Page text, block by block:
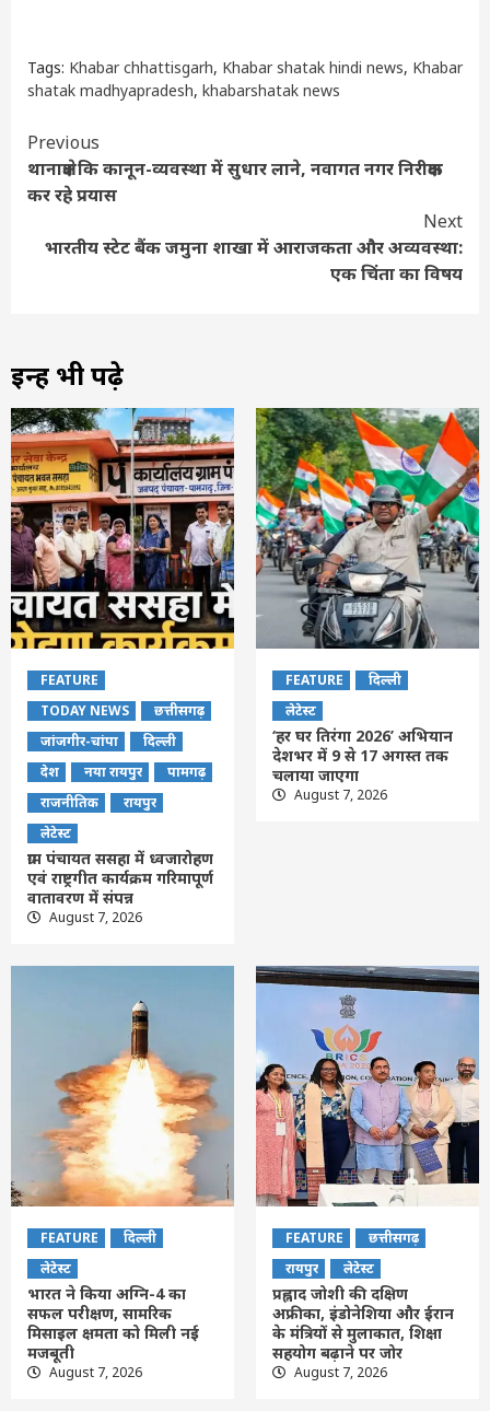
Tags: Khabar chhattisgarh, Khabar shatak hindi news, Khabar
shatak madhyapradesh, khabarshatak news
Continue
Reading
Previous
थानाक्षेत्र कि कानून-व्यवस्था में सुधार लाने, नवागत नगर निरीक्षक
कर रहे प्रयास
Next
भारतीय स्टेट बैंक जमुना शाखा में आराजकता और अव्यवस्था:
एक चिंता का विषय
इन्हें भी पढ़े
FEATURE
TODAY NEWS
छत्तीसगढ़
जांजगीर-चांपा
दिल्ली
देश
नया रायपुर
पामगढ़
राजनीतिक
रायपुर
लेटेस्ट
ग्राम पंचायत ससहा में ध्वजारोहण
एवं राष्ट्रगीत कार्यक्रम गरिमापूर्ण
वातावरण में संपन्न
August 7, 2026
FEATURE
दिल्ली
लेटेस्ट
‘हर घर तिरंगा 2026’ अभियान
देशभर में 9 से 17 अगस्त तक
चलाया जाएगा
August 7, 2026
FEATURE
दिल्ली
लेटेस्ट
भारत ने किया अग्नि-4 का
सफल परीक्षण, सामरिक
मिसाइल क्षमता को मिली नई
मजबूती
August 7, 2026
FEATURE
छत्तीसगढ़
रायपुर
लेटेस्ट
प्रह्लाद जोशी की दक्षिण
अफ्रीका, इंडोनेशिया और ईरान
के मंत्रियों से मुलाकात, शिक्षा
सहयोग बढ़ाने पर जोर
August 7, 2026